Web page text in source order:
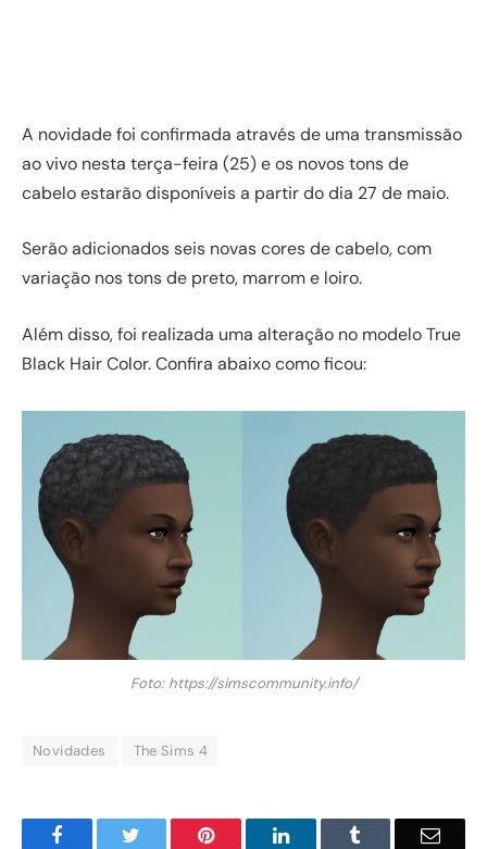
A novidade foi confirmada através de uma transmissão
ao vivo nesta terça-feira (25) e os novos tons de
cabelo estarão disponíveis a partir do dia 27 de maio.
Serão adicionados seis novas cores de cabelo, com
variação nos tons de preto, marrom e loiro.
Além disso, foi realizada uma alteração no modelo True
Black Hair Color. Confira abaixo como ficou:
Foto: https://simscommunity.info/
Novidades The Sims 4
Facebook Pinterest LinkedIn Email